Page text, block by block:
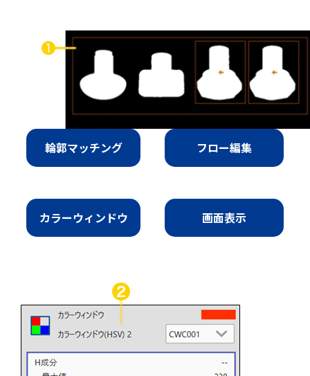
輪郭マッチング フロー編集
カラーウィンドウ 画面表示